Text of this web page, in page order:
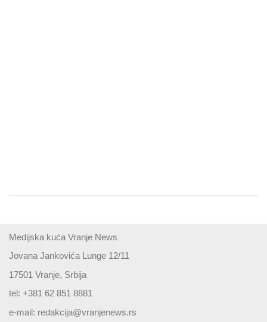
Medijska kuća Vranje News
Jovana Jankovića Lunge 12/11
17501 Vranje, Srbija
tel: +381 62 851 8881
e-mail: redakcija@vranjenews.rs